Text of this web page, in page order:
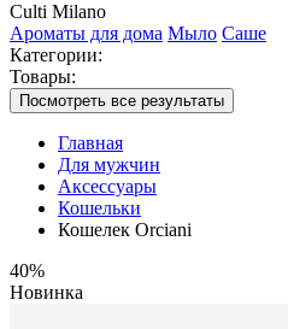
Culti Milano
Ароматы для дома Мыло Саше
Категории:
Товары:
Посмотреть все результаты
Главная
Для мужчин
Аксессуары
Кошельки
Кошелек Orciani
40%
Новинка